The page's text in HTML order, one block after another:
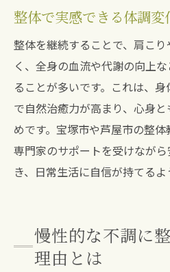
整体で実感できる体調
整体を継続することで、肩こ
く、全身の血流や代謝の向上
ることが多いです。これは、
で自然治癒力が高まり、心身
めです。宝塚市や芦屋市の整体
専門家のサポートを受けなが
き、日常生活に自信が持てるよ
慢性的な不調に
理由とは